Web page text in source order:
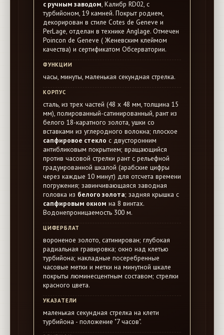
с ручным заводом, Калибр RD02, с
турбийоном, 19 камней. Покрыт родием,
декорирован в стиле Cotes de Geneve и
PerLage, отделан в технике Anglage. Отмечен
Poincon de Geneve ( Женевским клеймом
качества) и сертификатом Обсерватории.
ФУНКЦИИ
часы, минуты, маленькая секундная стрелка.
КОРПУС
сталь, из трех частей (48 х 48 мм, толщина 15
мм), полированный-сатинированный, рант из
белого 18-каратного золота, ушки со
вставками из углеродного волокна; плоское
сапфировое стекло с двусторонним
антибликовым покрытием; вращающийся
против часовой стрелки рант с рельефной
градуированной шкалой (арабские цифры
через каждые 10 минут) для отсчета времени
погружения; завинчивающаяся заводная
головка из белого золота; задняя крышка с
сапфировым окном на 8 винтах.
Водонепроницаемость 300 м.
ЦИФЕРБЛАТ
вороненое золото, сатинирован; глубокая
радиальная гравировка; окно над клетью
турбийона; накладные посеребренные
часовые метки и метки на минутной шкале
покрыты люминесцентным составом; стрелки
красного цвета.
УКАЗАТЕЛИ
маленькая секундная стрелка на клети
турбийона - положение "7 часов".